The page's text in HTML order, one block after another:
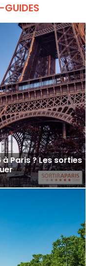
GUIDES
Paris ? Les sorties